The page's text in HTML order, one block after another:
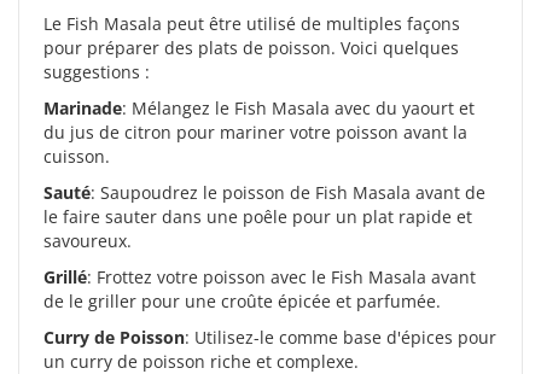
Le Fish Masala peut être utilisé de multiples façons
pour préparer des plats de poisson. Voici quelques
suggestions :
Marinade: Mélangez le Fish Masala avec du yaourt et
du jus de citron pour mariner votre poisson avant la
cuisson.
Sauté: Saupoudrez le poisson de Fish Masala avant de
le faire sauter dans une poêle pour un plat rapide et
savoureux.
Grillé: Frottez votre poisson avec le Fish Masala avant
de le griller pour une croûte épicée et parfumée.
Curry de Poisson: Utilisez-le comme base d'épices pour
un curry de poisson riche et complexe.